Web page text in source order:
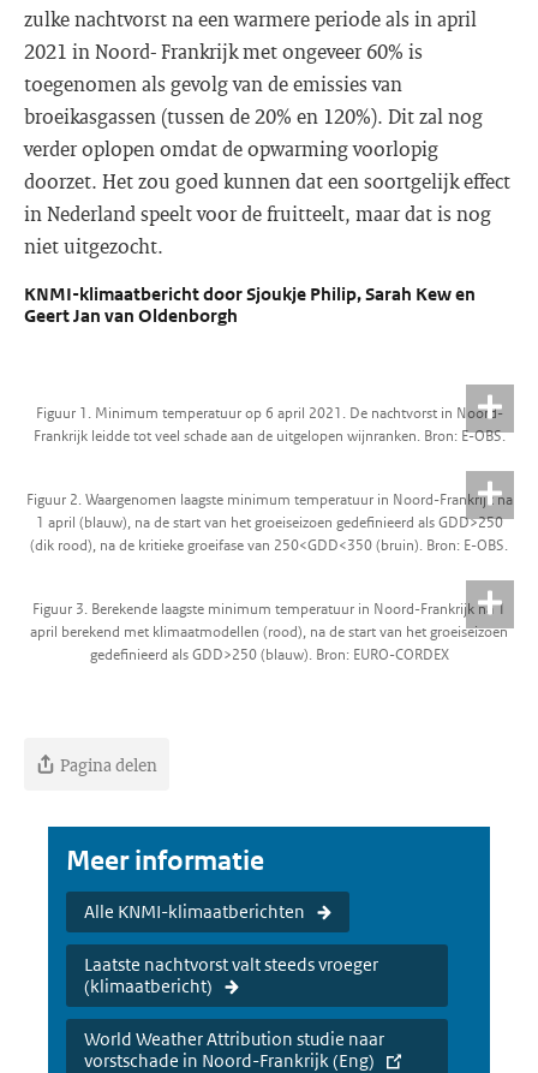
zulke nachtvorst na een warmere periode als in april
2021 in Noord- Frankrijk met ongeveer 60% is
toegenomen als gevolg van de emissies van
broeikasgassen (tussen de 20% en 120%). Dit zal nog
verder oplopen omdat de opwarming voorlopig
doorzet. Het zou goed kunnen dat een soortgelijk effect
in Nederland speelt voor de fruitteelt, maar dat is nog
niet uitgezocht.
KNMI-klimaatbericht door Sjoukje Philip, Sarah Kew en
Geert Jan van Oldenborgh
Figuur 1. Minimum temperatuur op 6 april 2021. De nachtvorst in Noord-
Frankrijk leidde tot veel schade aan de uitgelopen wijnranken. Bron: E-OBS.
Figuur 2. Waargenomen laagste minimum temperatuur in Noord-Frankrijk na
1 april (blauw), na de start van het groeiseizoen gedefinieerd als GDD>250
(dik rood), na de kritieke groeifase van 250<GDD<350 (bruin). Bron: E-OBS.
Figuur 3. Berekende laagste minimum temperatuur in Noord-Frankrijk na 1
april berekend met klimaatmodellen (rood), na de start van het groeiseizoen
gedefinieerd als GDD>250 (blauw). Bron: EURO-CORDEX
Pagina delen
Meer informatie
Alle KNMI-klimaatberichten
Laatste nachtvorst valt steeds vroeger
(klimaatbericht)
World Weather Attribution studie naar
vorstschade in Noord-Frankrijk (Eng)